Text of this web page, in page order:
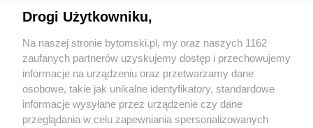
przestrzeni. Plac zabaw przy Palińskiego gotowy
6 / 10
Wydawca mediów lokalnych
Drogi Użytkowniku,
Na naszej stronie bytomski.pl, my oraz naszych 1162
zaufanych partnerów uzyskujemy dostęp i przechowujemy
informacje na urządzeniu oraz przetwarzamy dane
osobowe, takie jak unikalne identyfikatory, standardowe
informacje wysyłane przez urządzenie czy dane
przeglądania w celu zapewniania spersonalizowanych